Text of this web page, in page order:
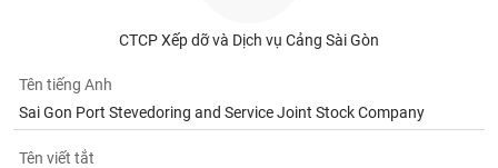
CTCP Xếp dỡ và Dịch vụ Cảng Sài Gòn
Tên tiếng Anh
Sai Gon Port Stevedoring and Service Joint Stock Company
Tên viết tắt